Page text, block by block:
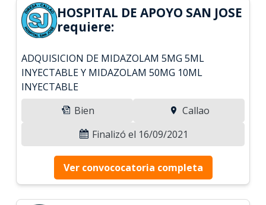
HOSPITAL DE APOYO SAN JOSE
requiere:
ADQUISICION DE MIDAZOLAM 5MG 5ML
INYECTABLE Y MIDAZOLAM 50MG 10ML
INYECTABLE
Bien
Callao
Finalizó el 16/09/2021
Ver convococatoria completa